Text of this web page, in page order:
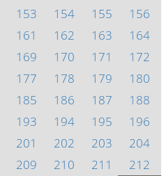
153 154 155
156
161 162 163
164
169 170 171
172
177 178 179
180
185 186 187
188
193 194 195
196
201 202 203
204
209 210 211
212